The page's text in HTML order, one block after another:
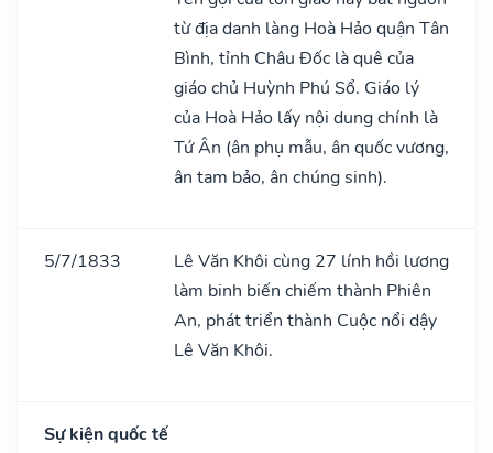
từ địa danh làng Hoà Hảo quận Tân
Bình, tỉnh Châu Đốc là quê của
giáo chủ Huỳnh Phú Sổ. Giáo lý
của Hoà Hảo lấy nội dung chính là
Tứ Ân (ân phụ mẫu, ân quốc vương,
ân tam bảo, ân chúng sinh).
5/7/1833
Lê Văn Khôi cùng 27 lính hồi lương
làm binh biến chiếm thành Phiên
An, phát triển thành Cuộc nổi dậy
Lê Văn Khôi.
Sự kiện quốc tế